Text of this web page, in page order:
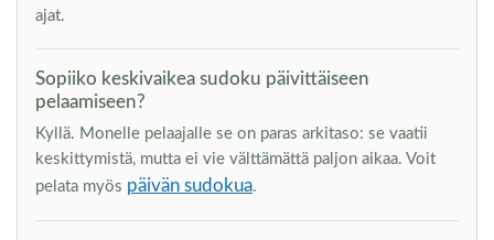
ajat.
Sopiiko keskivaikea sudoku päivittäiseen
pelaamiseen?
Kyllä. Monelle pelaajalle se on paras arkitaso: se vaatii
keskittymistä, mutta ei vie välttämättä paljon aikaa. Voit
pelata myös päivän sudokua.